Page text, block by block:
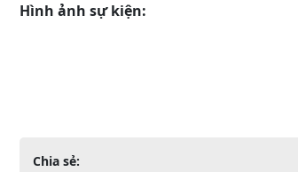
Hình ảnh sự kiện:
Chia sẻ: